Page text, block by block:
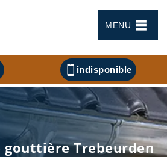
MENU
indisponible
gouttière Trebeurden